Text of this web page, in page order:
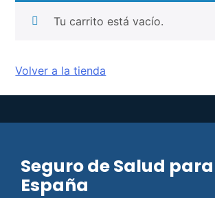
Tu carrito está vacío.
Volver a la tienda
Seguro de Salud
España